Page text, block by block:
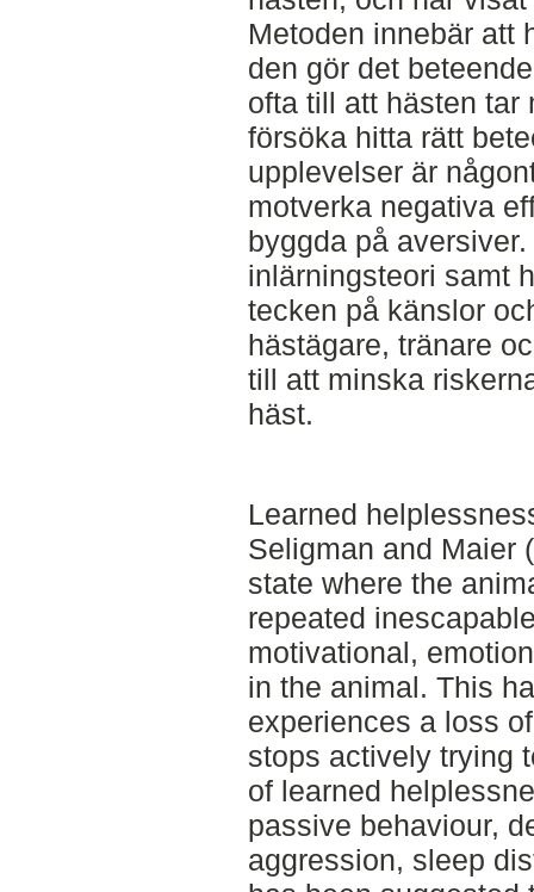
Metoden innebär att
den gör det
ofta till att hästen tar
försöka hitta rätt
upplevelser är
motverka negativa
byggda på
inlärningsteori samt
tecken på känslor
hästägare, tränare
till att minska
häst.
Learned
Seligman and Maier
state where the
repeated
motivational,
in the animal. This
experiences a loss
stops actively trying
of learned
passive behaviour,
aggression, sleep